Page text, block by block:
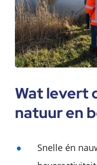
Wat levert
natuur en
Snelle én